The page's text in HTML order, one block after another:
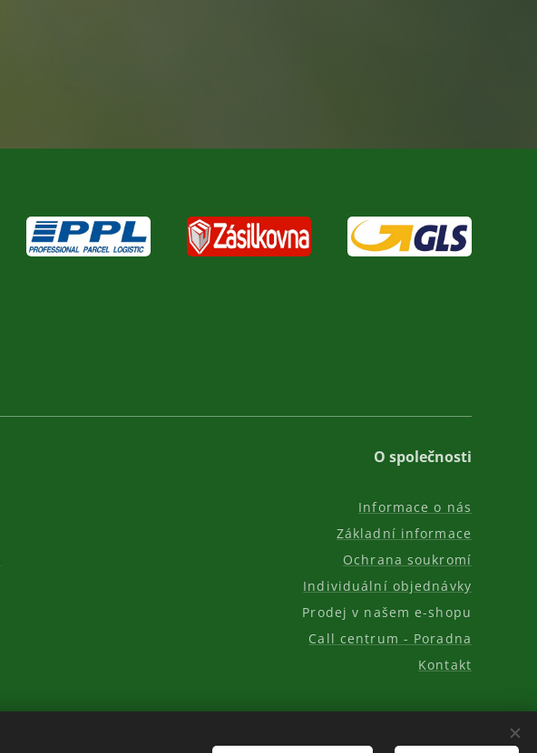
O společnosti
Informace o nás
Základní informace
Ochrana soukromí
Individuální objednávky
Prodej v našem e-shopu
Call centrum - Poradna
Kontakt